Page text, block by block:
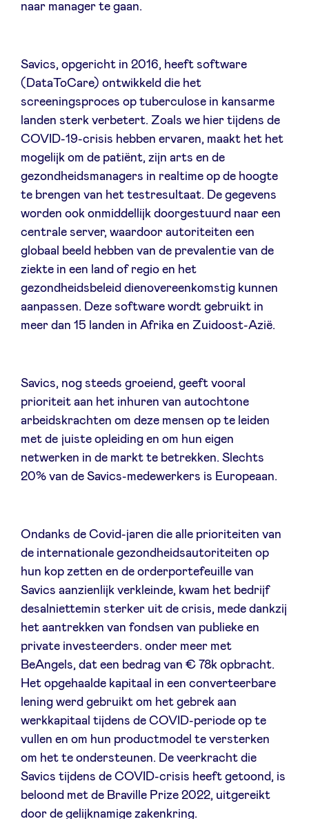
My Portofolio
Health Expert Circle
nl fr
en
LinkedIn
naar manager te gaan.
Savics, opgericht in 2016, heeft software
(DataToCare) ontwikkeld die het
screeningsproces op tuberculose in kansarme
landen sterk verbetert. Zoals we hier tijdens de
COVID-19-crisis hebben ervaren, maakt het het
mogelijk om de patiënt, zijn arts en de
gezondheidsmanagers in realtime op de hoogte
te brengen van het testresultaat. De gegevens
worden ook onmiddellijk doorgestuurd naar een
centrale server, waardoor autoriteiten een
globaal beeld hebben van de prevalentie van de
ziekte in een land of regio en het
gezondheidsbeleid dienovereenkomstig kunnen
aanpassen. Deze software wordt gebruikt in
meer dan 15 landen in Afrika en Zuidoost-Azië.
Savics, nog steeds groeiend, geeft vooral
prioriteit aan het inhuren van autochtone
arbeidskrachten om deze mensen op te leiden
met de juiste opleiding en om hun eigen
netwerken in de markt te betrekken. Slechts
20% van de Savics-medewerkers is Europeaan.
Ondanks de Covid-jaren die alle prioriteiten van
de internationale gezondheidsautoriteiten op
hun kop zetten en de orderportefeuille van
Savics aanzienlijk verkleinde, kwam het bedrijf
desalniettemin sterker uit de crisis, mede dankzij
het aantrekken van fondsen van publieke en
private investeerders. onder meer met
BeAngels, dat een bedrag van € 78k opbracht.
Het opgehaalde kapitaal in een converteerbare
lening werd gebruikt om het gebrek aan
werkkapitaal tijdens de COVID-periode op te
vullen en om hun productmodel te versterken
om het te ondersteunen. De veerkracht die
Savics tijdens de COVID-crisis heeft getoond, is
beloond met de Braville Prize 2022, uitgereikt
door de gelijknamige zakenkring.